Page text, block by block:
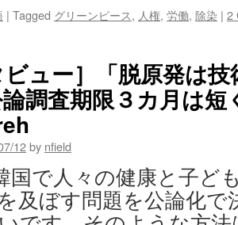
| Tagged グリーンピース, 人権, 労働, 除染 | 2
ビュー］「脱原発は
調査期限３カ月は短
12by nfield
で人々の健康と子ど
及ぼす問題を公論化